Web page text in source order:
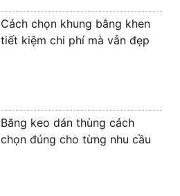
Cách chọn khung bằng khen
tiết kiệm chi phí mà vẫn đẹp
Băng keo dán thùng cách
chọn đúng cho từng nhu cầu